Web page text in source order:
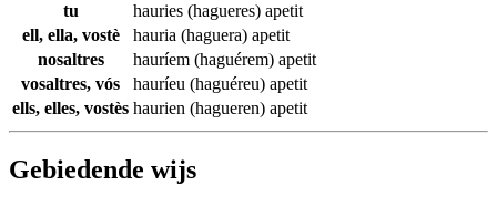
tu
hauries (hagueres) apetit
ell, ella, vostè
hauria (haguera) apetit
nosaltres
hauríem (haguérem) apetit
vosaltres, vós
hauríeu (haguéreu) apetit
ells, elles, vostès haurien (hagueren) apetit
Gebiedende wijs